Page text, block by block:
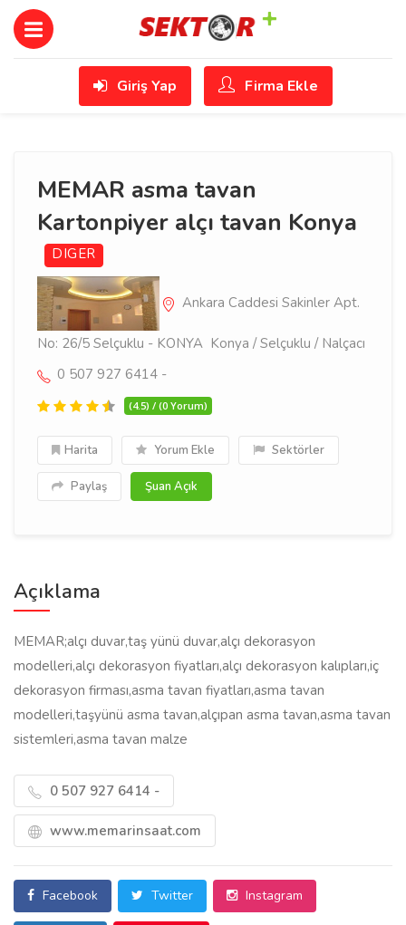
Giriş Yap Firma Ekle
MEMAR asma tavan
Kartonpiyer alçı tavan Konya
DIGER
Ankara Caddesi Sakinler Apt.
No: 26/5 Selçuklu - KONYA Konya / Selçuklu / Nalçacı
0 507 927 6414 -
(4.5) / (0 Yorum)
Harita Yorum Ekle Sektörler
Paylaş Şuan Açık
Açıklama
MEMAR;alçı duvar,taş yünü duvar,alçı dekorasyon
modelleri,alçı dekorasyon fiyatları,alçı dekorasyon kalıpları,iç
dekorasyon firması,asma tavan fiyatları,asma tavan
modelleri,taşyünü asma tavan,alçıpan asma tavan,asma tavan
sistemleri,asma tavan malze
0 507 927 6414 -
www.memarinsaat.com
Facebook Twitter Instagram